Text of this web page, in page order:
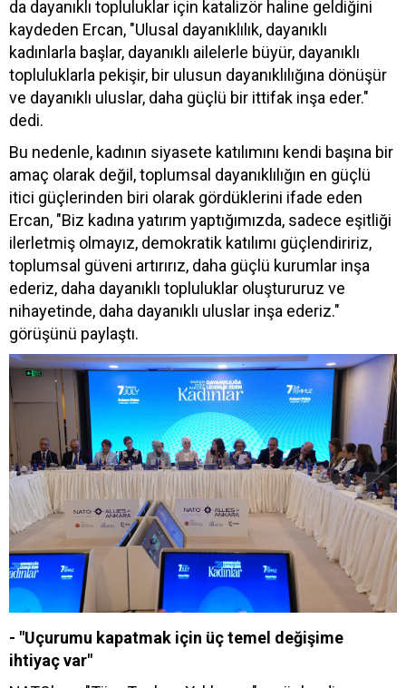
da dayanıklı topluluklar için katalizör haline geldiğini
kaydeden Ercan, "Ulusal dayanıklılık, dayanıklı
kadınlarla başlar, dayanıklı ailelerle büyür, dayanıklı
topluluklarla pekişir, bir ulusun dayanıklılığına dönüşür
ve dayanıklı uluslar, daha güçlü bir ittifak inşa eder."
dedi.
Bu nedenle, kadının siyasete katılımını kendi başına bir
amaç olarak değil, toplumsal dayanıklılığın en güçlü
itici güçlerinden biri olarak gördüklerini ifade eden
Ercan, "Biz kadına yatırım yaptığımızda, sadece eşitliği
ilerletmiş olmayız, demokratik katılımı güçlendiririz,
toplumsal güveni artırırız, daha güçlü kurumlar inşa
ederiz, daha dayanıklı topluluklar oluştururuz ve
nihayetinde, daha dayanıklı uluslar inşa ederiz."
görüşünü paylaştı.
- "Uçurumu kapatmak için üç temel değişime
ihtiyaç var"